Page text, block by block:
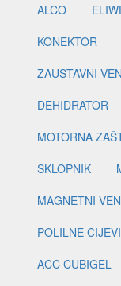
ALCO
KONEKTOR
ZAUSTAVNI
DEHIDRATOR
MOTORNA
SKLOPNIK
MAGNETNI
POLILNE CIJEVI
ACC CUBIGEL